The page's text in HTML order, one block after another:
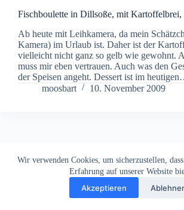
Wir verwenden Cookies, um sicherzustellen,
Erfahrung auf unserer Website
Akzeptieren
Fischboulette in Dillsoße, mit Kartoffelbrei,
Ab heute mit Leihkamera, da mein
Kamera) im Urlaub ist. Daher ist der
vielleicht nicht ganz so gelb wie gewohnt.
muss mir eben vertrauen. Auch was den
der Speisen angeht. Dessert ist im
moosbart
10. November 2009
Impressum
Datenschutz